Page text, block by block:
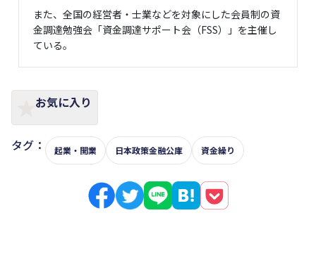
また、全国の経営者・士業などを対象にした会員制の資
金調達勉強会「資金調達サポート会（FSS）」を主催し
ている。
お気に入り
タグ： 起業・開業 日本政策金融公庫 資金繰り